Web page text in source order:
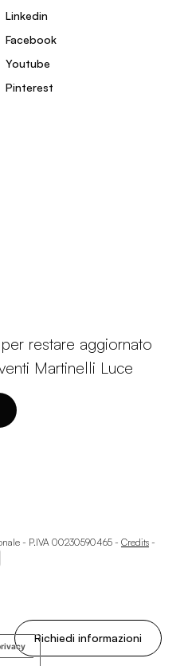
Richiedi informazioni
Linkedin
Facebook
Youtube
Pinterest
restare aggiornato
Martinelli Luce
- P.IVA 00230590465 - Credits -